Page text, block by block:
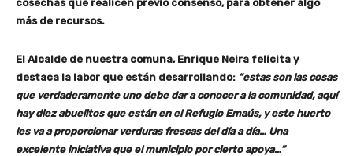
cosechas que realicen previo consenso, para obtener algo
más de recursos.
El Alcalde de nuestra comuna, Enrique Neira felicita y
destaca la labor que están desarrollando: “estas son las cosas
que verdaderamente uno debe dar a conocer a la comunidad, aquí
hay diez abuelitos que están en el Refugio Emaús, y este huerto
les va a proporcionar verduras frescas del día a día… Una
excelente iniciativa que el municipio por cierto apoya…”